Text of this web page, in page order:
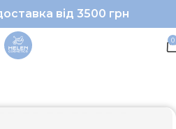
від 3500 грн
0